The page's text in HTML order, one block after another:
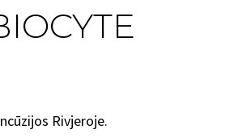
Rivjeroje.